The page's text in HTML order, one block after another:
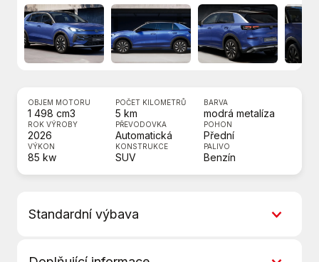
OBJEM MOTORU
1 498 cm3
POČET KILOMETRŮ
5 km
BARVA
modrá metalíza
ROK VÝROBY
2026
PŘEVODOVKA
Automatická
POHON
Přední
VÝKON
85 kw
KONSTRUKCE
SUV
PALIVO
Benzín
Standardní výbava